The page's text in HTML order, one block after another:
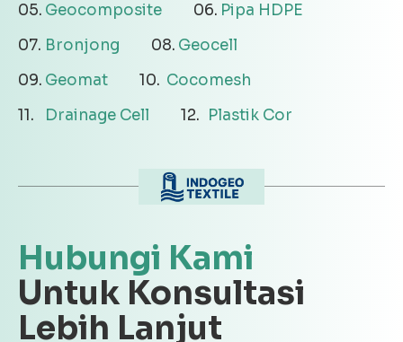
Geocomposite
Pipa HDPE
Bronjong
Geocell
Geomat
Cocomesh
Drainage Cell
Plastik Cor
Hubungi Kami
Untuk Konsultasi
Lebih Lanjut